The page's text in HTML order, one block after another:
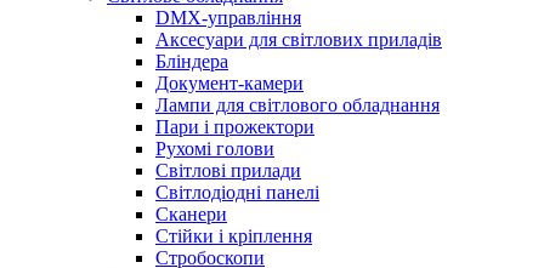
DMX-управління
Аксесуари для світлових приладів
Бліндера
Документ-камери
Лампи для світлового обладнання
Пари і прожектори
Рухомі голови
Світлові прилади
Світлодіодні панелі
Сканери
Стійки і кріплення
Стробоскопи